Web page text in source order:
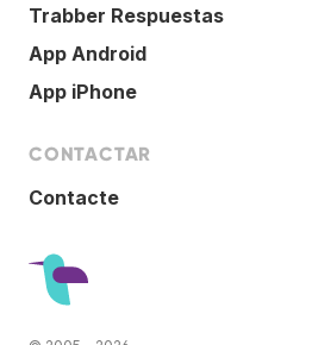
Trabber Respuestas
App Android
App iPhone
CONTACTAR
Contacte